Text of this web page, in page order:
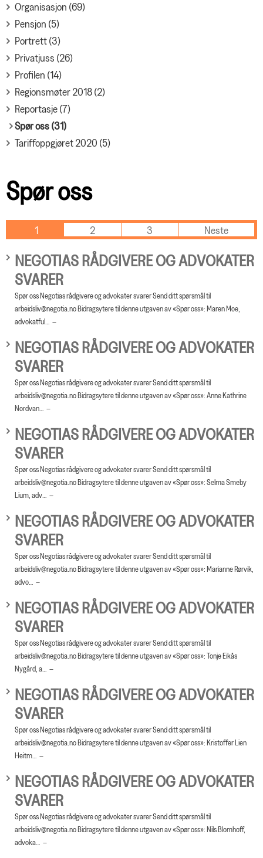
Organisasjon (69)
Pensjon (5)
Portrett (3)
Privatjuss (26)
Profilen (14)
Regionsmøter 2018 (2)
Reportasje (7)
Spør oss (31)
Tariffoppgjøret 2020 (5)
Spør oss
1 2 3 Neste
NEGOTIAS RÅDGIVERE OG ADVOKATER
SVARER
Spør oss Negotias rådgivere og advokater svarer Send ditt spørsmål til
arbeidsliv@negotia.no Bidragsytere til denne utgaven av «Spør oss»: Maren Moe,
advokatful…
NEGOTIAS RÅDGIVERE OG ADVOKATER
SVARER
Spør oss Negotias rådgivere og advokater svarer Send ditt spørsmål til
arbeidsliv@negotia.no Bidragsytere til denne utgaven av «Spør oss»: Anne Kathrine
Nordvan…
NEGOTIAS RÅDGIVERE OG ADVOKATER
SVARER
Spør oss Negotias rådgivere og advokater svarer Send ditt spørsmål til
arbeidsliv@negotia.no Bidragsytere til denne utgaven av «Spør oss»: Selma Smeby
Lium, adv…
NEGOTIAS RÅDGIVERE OG ADVOKATER
SVARER
Spør oss Negotias rådgivere og advokater svarer Send ditt spørsmål til
arbeidsliv@negotia.no Bidragsytere til denne utgaven av «Spør oss»: Marianne Rørvik,
advo…
NEGOTIAS RÅDGIVERE OG ADVOKATER
SVARER
Spør oss Negotias rådgivere og advokater svarer Send ditt spørsmål til
arbeidsliv@negotia.no Bidragsytere til denne utgaven av «Spør oss»: Tonje Eikås
Nygård, a…
NEGOTIAS RÅDGIVERE OG ADVOKATER
SVARER
Spør oss Negotias rådgivere og advokater svarer Send ditt spørsmål til
arbeidsliv@negotia.no Bidragsytere til denne utgaven av «Spør oss»: Kristoffer Lien
Heitm…
NEGOTIAS RÅDGIVERE OG ADVOKATER
SVARER
Spør oss Negotias rådgivere og advokater svarer Send ditt spørsmål til
arbeidsliv@negotia.no Bidragsytere til denne utgaven av «Spør oss»: Nils Blomhoff,
advoka…